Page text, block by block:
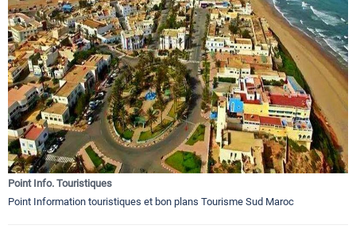
Point Info. Touristiques
Point Information touristiques et bon plans Tourisme Sud Maroc